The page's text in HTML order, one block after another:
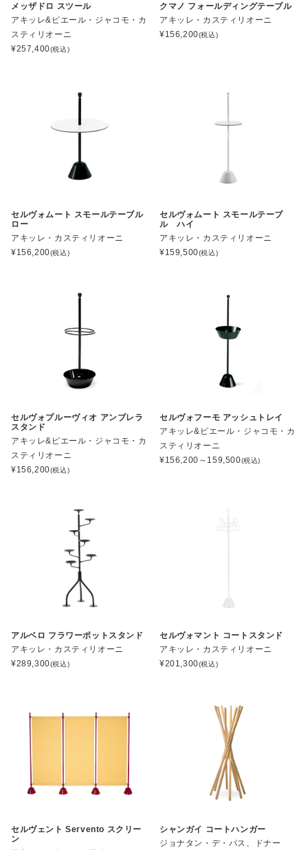
メッザドロ スツール
アキッレ&ピエール・ジャコモ・カ
スティリオーニ
¥257,400(税込)
クマノ フォールディングテーブル
アキッレ・カスティリオーニ
¥156,200(税込)
セルヴォムート スモールテーブル
ロー
アキッレ・カスティリオーニ
¥156,200(税込)
セルヴォムート スモールテーブ
ル ハイ
アキッレ・カスティリオーニ
¥159,500(税込)
セルヴォプルーヴィオ アンブレラ
スタンド
アキッレ&ピエール・ジャコモ・カ
スティリオーニ
¥156,200(税込)
セルヴォフーモ アッシュトレイ
アキッレ&ピエール・ジャコモ・カ
スティリオーニ
¥156,200～159,500(税込)
アルベロ フラワーポットスタンド
アキッレ・カスティリオーニ
¥289,300(税込)
セルヴォマント コートスタンド
アキッレ・カスティリオーニ
¥201,300(税込)
セルヴェント Servento スクリー
ン
シャンガイ コートハンガー
ジョナタン・デ・パス、ドナー